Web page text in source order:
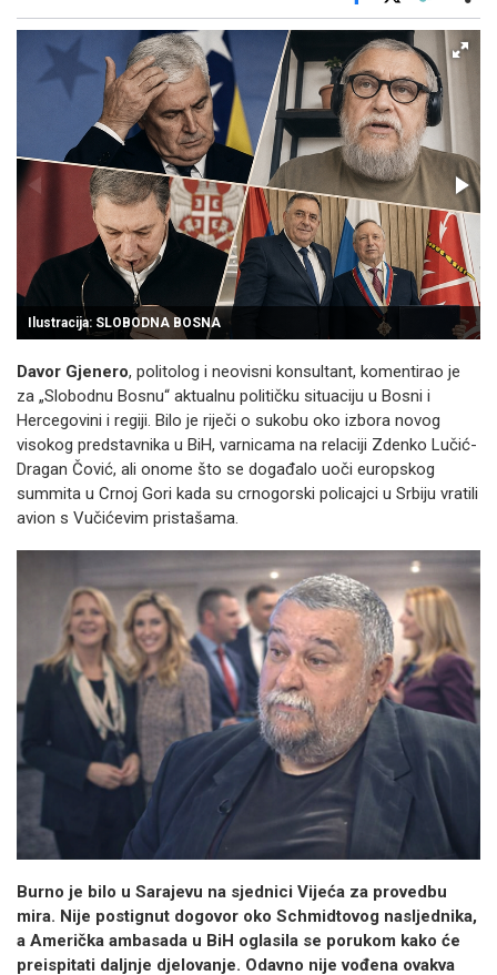
Facebook
Ilustracija: SLOBODNA BOSNA
Davor Gjenero, politolog i neovisni konsultant, komentirao je
za „Slobodnu Bosnu“ aktualnu političku situaciju u Bosni i
Hercegovini i regiji. Bilo je riječi o sukobu oko izbora novog
visokog predstavnika u BiH, varnicama na relaciji Zdenko Lučić-
Dragan Čović, ali onome što se događalo uoči europskog
summita u Crnoj Gori kada su crnogorski policajci u Srbiju vratili
avion s Vučićevim pristašama.
Burno je bilo u Sarajevu na sjednici Vijeća za provedbu
mira. Nije postignut dogovor oko Schmidtovog nasljednika,
a Američka ambasada u BiH oglasila se porukom kako će
preispitati daljnje djelovanje. Odavno nije vođena ovakva